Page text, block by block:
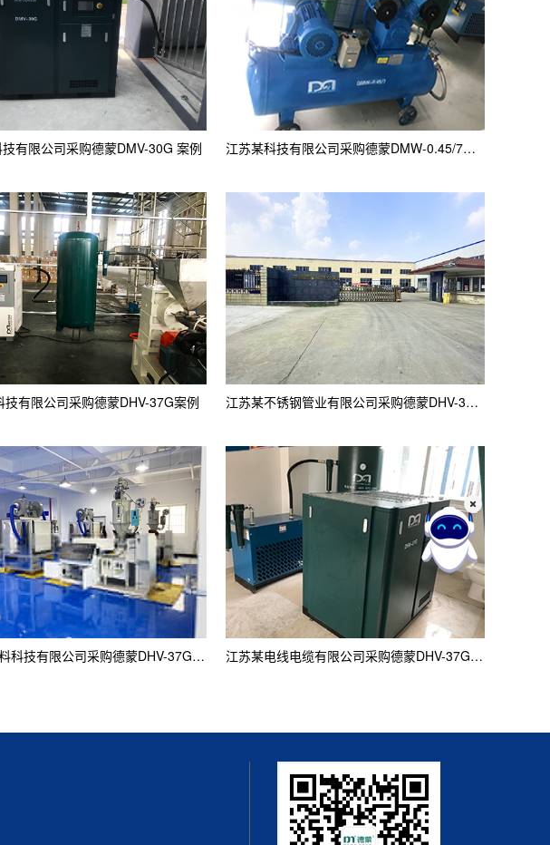
有限公司采购德蒙DMV-30G 案例 江苏某科技有限公司采购德蒙DMW-0.45/7案例
技有限公司采购德蒙DHV-37G案例 江苏某不锈钢管业有限公司采购德蒙DHV-37G案例
江苏某塑料科技有限公司采购德蒙DHV-37G案例 江苏某电线电缆有限公司采购德蒙DHV-37G 案例